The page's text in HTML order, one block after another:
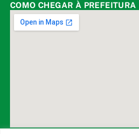
COMO CHEGAR À PREFEITURA